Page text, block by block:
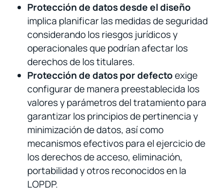
Protección de datos desde el diseño
implica planificar las medidas de seguridad
considerando los riesgos jurídicos y
operacionales que podrían afectar los
derechos de los titulares.
Protección de datos por defectoexige
configurar de manera preestablecida los
valores y parámetros del tratamiento para
garantizar los principios de pertinencia y
minimización de datos, así como
mecanismos efectivos para el ejercicio de
los derechos de acceso, eliminación,
portabilidad y otros reconocidos en la
LOPDP.